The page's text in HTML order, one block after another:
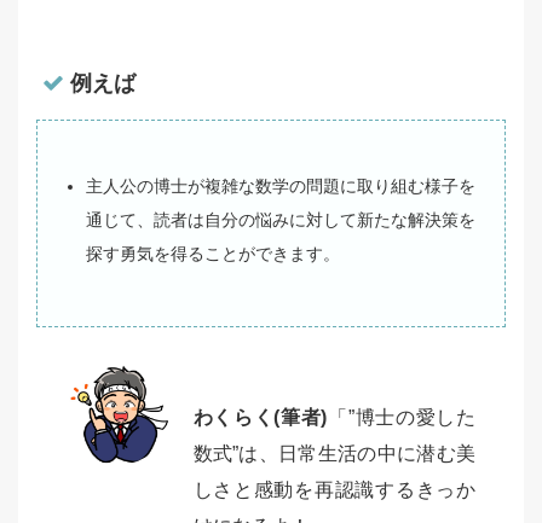
例えば
主人公の博士が複雑な数学の問題に取り組む様子を
通じて、読者は自分の悩みに対して新たな解決策を
探す勇気を得ることができます。
わくらく(筆者) 「”博士の愛した
数式”は、日常生活の中に潜む美
しさと感動を再認識するきっか